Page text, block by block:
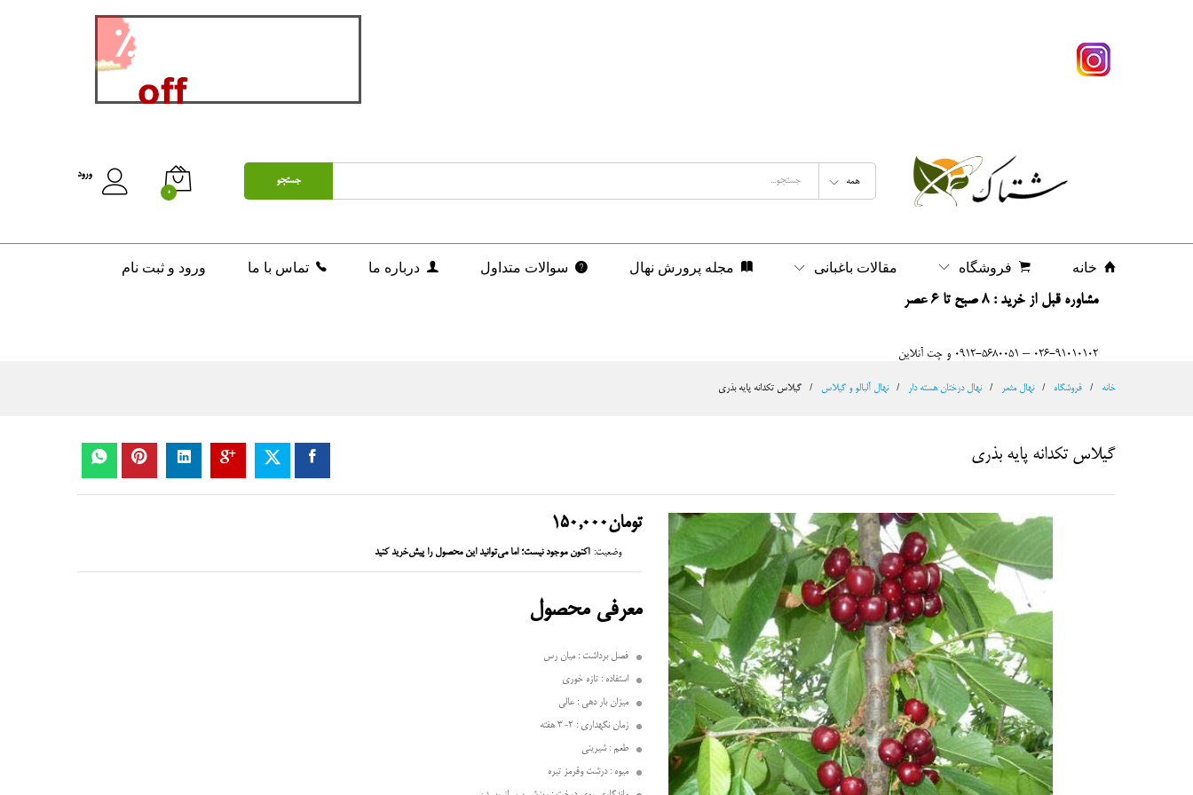
همه جستجو
0
ورود
خانه فروشگاه مقالات باغبانی مجله پرورش نهال سوالات متداول درباره ما تماس با ما ورود و ثبت نام
مشاوره قبل از خرید : 8 صبح تا 6 عصر
026-91010102 – 0912-5680051 و چت آنلاین
خانه / فروشگاه / نهال مثمر / نهال درختان هسته دار / نهال آلبالو و گیلاس / گیلاس تکدانه پایه بذری
گیلاس تکدانه پایه بذری
تومان150,000
وضعیت: اکنون موجود نیست؛ اما می‌توانید این محصول را پیش‌خرید کنید
معرفی محصول
فصل برداشت : میان رس
استفاده : تازه خوری
میزان بار دهی : عالی
زمان نگهداری : 2-3 هفته
طعم : شیرینی
میوه : درشت وقرمز تیره
تومان150,000 افزودن به سبد خرید